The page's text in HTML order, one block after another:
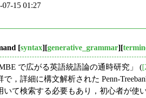
15 01:27
[syntax][generative_grammar][
で広がる英語統語論の通時研究」 (
，詳細に構文解析された Penn-
いて検索する必要もあり，初心者が使